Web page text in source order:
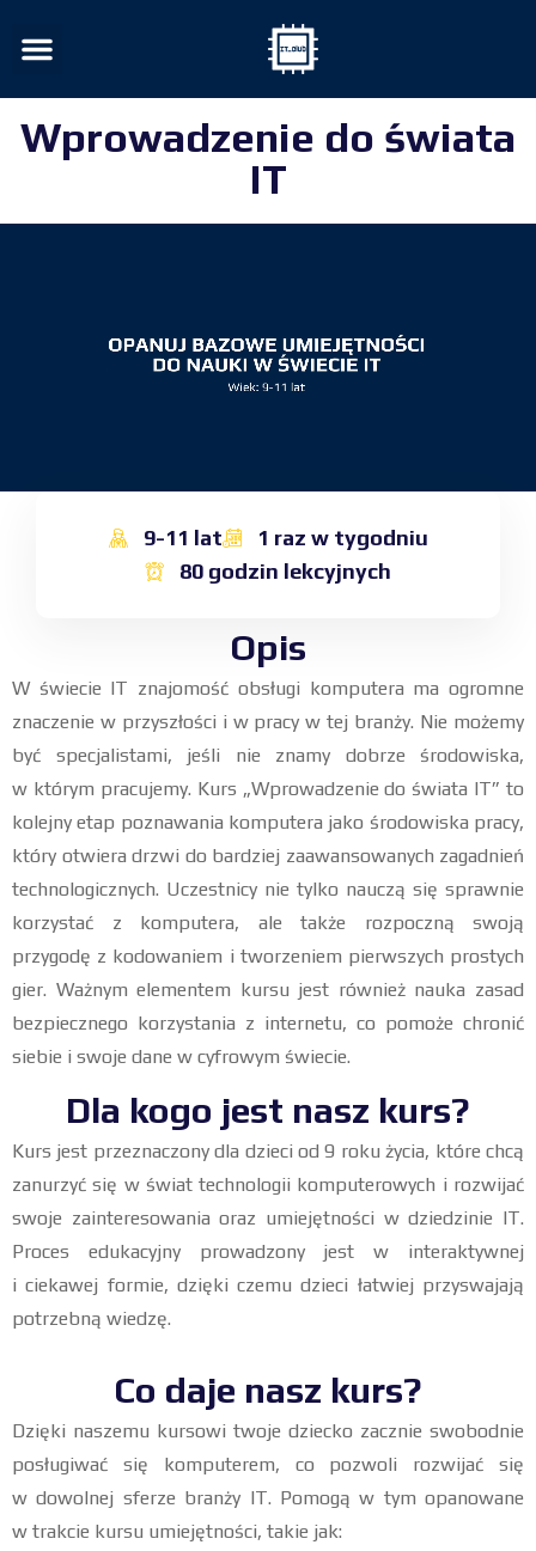
Wprowadzenie do świata
IT
9-11 lat
1 raz w tygodniu
80 godzin lekcyjnych
Opis
W świecie IT znajomość obsługi komputera ma ogromne
znaczenie w przyszłości i w pracy w tej branży. Nie możemy
być specjalistami, jeśli nie znamy dobrze środowiska,
w którym pracujemy. Kurs „Wprowadzenie do świata IT” to
kolejny etap poznawania komputera jako środowiska pracy,
który otwiera drzwi do bardziej zaawansowanych zagadnień
technologicznych. Uczestnicy nie tylko nauczą się sprawnie
korzystać z komputera, ale także rozpoczną swoją
przygodę z kodowaniem i tworzeniem pierwszych prostych
gier. Ważnym elementem kursu jest również nauka zasad
bezpiecznego korzystania z internetu, co pomoże chronić
siebie i swoje dane w cyfrowym świecie.
Dla kogo jest nasz kurs?
Kurs jest przeznaczony dla dzieci od 9 roku życia, które chcą
zanurzyć się w świat technologii komputerowych i rozwijać
swoje zainteresowania oraz umiejętności w dziedzinie IT.
Proces edukacyjny prowadzony jest w interaktywnej
i ciekawej formie, dzięki czemu dzieci łatwiej przyswajają
potrzebną wiedzę.
Co daje nasz kurs?
Dzięki naszemu kursowi twoje dziecko zacznie swobodnie
posługiwać się komputerem, co pozwoli rozwijać się
w dowolnej sferze branży IT. Pomogą w tym opanowane
w trakcie kursu umiejętności, takie jak: